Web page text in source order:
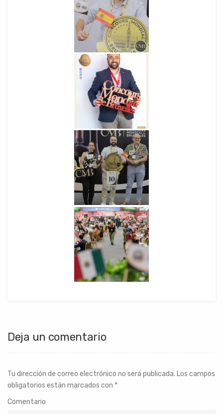
Deja un comentario
Tu dirección de correo electrónico no será publicada. Los campos
obligatorios están marcados con *
Comentario